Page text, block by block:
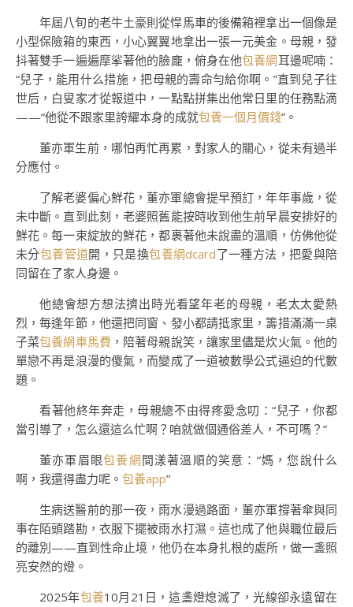
年屆八旬的老牛土豪則從悍馬車的後備箱裡拿出一個像是
小型保險箱的東西，小心翼翼地拿出一張一元美金。母親，發
抖著雙手一遍遍摩挲著他的臉龐，俯身在他包養網耳邊呢喃：
“兒子，能用什么措施，把母親的壽命勻給你啊。”直到兒子往
世后，白叟家才從報道中，一點點拼集出他常日里的任務點滴
——“他從不跟家里誇耀本身的成就包養一個月價錢”。
董亦軍生前，哪怕再忙再累，對家人的關心，從未有過半
分應付。
了解老婆偏心鮮花，董亦軍總會提早預訂，年年事歲，從
未中斷。直到此刻，老婆照舊能按時收到他生前早晨安排好的
鮮花。每一束綻放的鮮花，都裹著他未說盡的溫順，仿佛他從
未分包養管道開，只是換包養網dcard了一種方法，把愛與陪
同留在了家人身邊。
他總會想方想法擠出時光看望年老的母親，老太太愛熱
烈，每逢年節，他還把同窗、發小都請抵家里，籌措滿滿一桌
子菜包養網車馬費 ，陪著母親說笑，讓家里儘是炊火氣。他的
單戀不再是浪漫的傻氣，而變成了一道被數學公式逼迫的代數
題。
看著他終年奔走，母親總不由得疼愛念叨：“兒子，你都
當引導了，怎么還這么忙啊？咱就做個通俗差人，不可嗎？”
董亦軍眉眼包養網間漾著溫順的笑意：“媽，您說什么
啊，我還得盡力呢。 包養app”
生病送醫前的那一夜，雨水漫過路面，董亦軍撐著傘與同
事在陌頭踏勘，衣服下擺被雨水打濕。這也成了他與職位最后
的離別——直到性命止境，他仍在本身扎根的處所，做一盞照
亮安然的燈。
2025年包養10月21日，這盞燈熄滅了，光線卻永遠留在